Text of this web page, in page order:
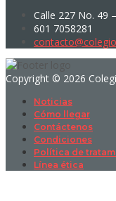
Calle 227 No. 49
601 7058281
Copyright © 2026
Noticias
Cómo llegar
Contáctenos
Condiciones
Política de
Línea ética